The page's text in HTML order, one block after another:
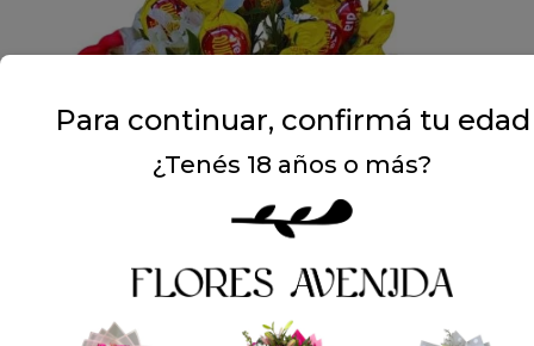
Para continuar, confirmá tu edad
¿Tenés 18 años o más?